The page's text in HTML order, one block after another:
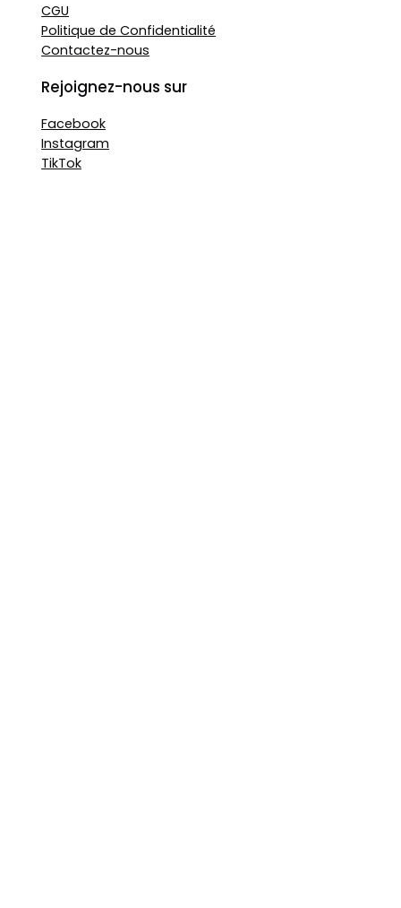
CGU
Politique de Confidentialité
Contactez-nous
Rejoignez-nous sur
Facebook
Instagram
TikTok